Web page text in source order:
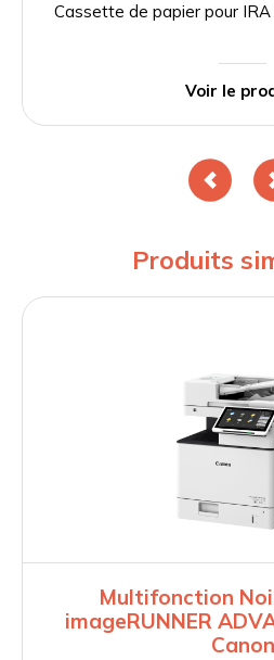
Cassette de papier pour
Voir le
Produits
Multifonction
imageRUNNER
Canon